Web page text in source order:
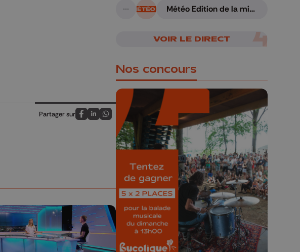
Partager sur
Partagez sur FaceBook
Partagez sur LinkedIn
Partagez sur Whatsapp
A suivre
Météo Edition de la mi-
VOIR LE DIRECT
Nos concours
🎁 Gagnez 5x2
places pour le
Bucolique Ferrières
Festival 🌿🎶
Concours valable jusqu'au 9 août,
23h59.